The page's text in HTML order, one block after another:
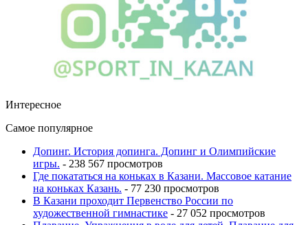
Интересное
Самое популярное
Допинг. История допинга. Допинг и Олимпийские
игры. - 238 567 просмотров
Где покататься на коньках в Казани. Массовое катание
на коньках Казань. - 77 230 просмотров
В Казани проходит Первенство России по
художественной гимнастике - 27 052 просмотров